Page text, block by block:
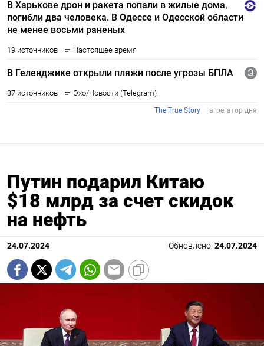
Путин подарил Китаю
$18 млрд за счет скидок
на нефть
24.07.2024 Обновлено: 24.07.2024